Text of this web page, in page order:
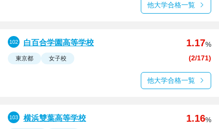
他大学合格一覧
白百合学園高等学校 1.17%
東京都 女子校 (2/171)
他大学合格一覧
横浜雙葉高等学校 1.16%